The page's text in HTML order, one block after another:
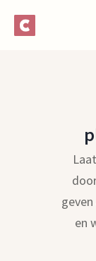
en